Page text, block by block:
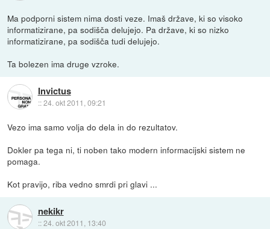
Ma podporni sistem nima dosti veze. Imaš države, ki so visoko
informatizirane, pa sodišča delujejo. Pa države, ki so nizko
informatizirane, pa sodišča tudi delujejo.
Ta bolezen ima druge vzroke.
Invictus
::24. okt 2011, 09:21
Vezo ima samo volja do dela in do rezultatov.
Dokler pa tega ni, ti noben tako modern informacijski sistem ne
pomaga.
Kot pravijo, riba vedno smrdi pri glavi ...
nekikr
::24. okt 2011, 13:40